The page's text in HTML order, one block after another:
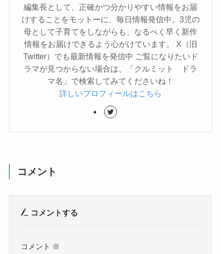
編集長として、正確かつ分かりやすい情報をお届
けすることをモットーに、毎日情報発信中。3児の
母として子育てをしながらも、なるべく早く新作
情報をお届けできるよう心がけています。 X（旧
Twitter）でも最新情報を発信中 ご覧になりたいド
ラマが見つからない場合は、「クルミット ドラ
マ名」で検索してみてくださいね！
詳しいプロフィールはこちら
コメント
コメントする
コメント ※